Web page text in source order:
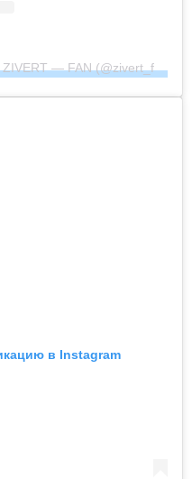
Публикация от ЮЛИЯ ЗИВЕРТ | ZIVERT — FAN (@zivert_fan_community_official)
в Instagram